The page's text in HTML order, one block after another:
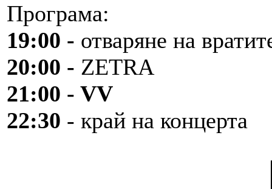
Програма:
19:00 - отваряне на
20:00 - ZETRA
21:00 - VV
22:30 - край на концерта